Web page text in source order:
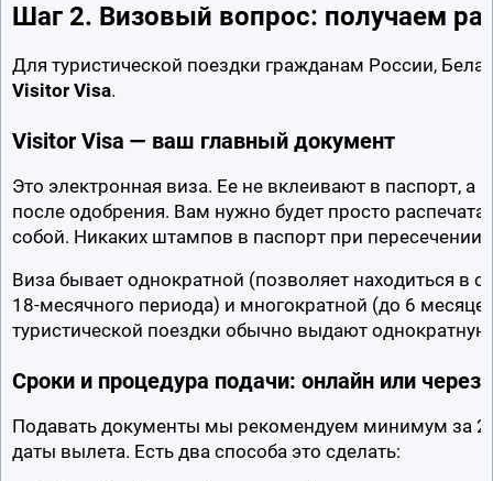
Шаг 2. Визовый вопрос: получаем
Visitor Visa.
Visitor Visa — ваш главный документ
Это электронная виза. Ее не вклеивают в паспорт, а
после одобрения. Вам нужно будет просто
собой. Никаких штампов в паспорт при пересечении
Виза бывает однократной (позволяет находиться в
18-месячного периода) и многократной (до 6
туристической поездки обычно выдают
Сроки и процедура подачи: онлайн или через
Подавать документы мы рекомендуем минимум за 2
даты вылета. Есть два способа это сделать: